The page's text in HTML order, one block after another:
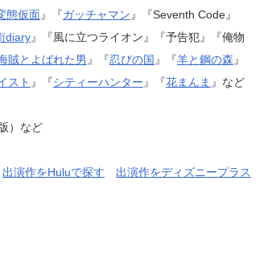
態仮面』『ガッチャマン 』『Seventh Code』
diary』『風に立つライオン』『予告犯』『俺物
賊とよばれた男 』『忍びの国 』『羊と鋼の森 』
スト 』『シティーハンター 』『花まんま 』など
）など
出演作をHuluで探す
出演作をディズニープラス